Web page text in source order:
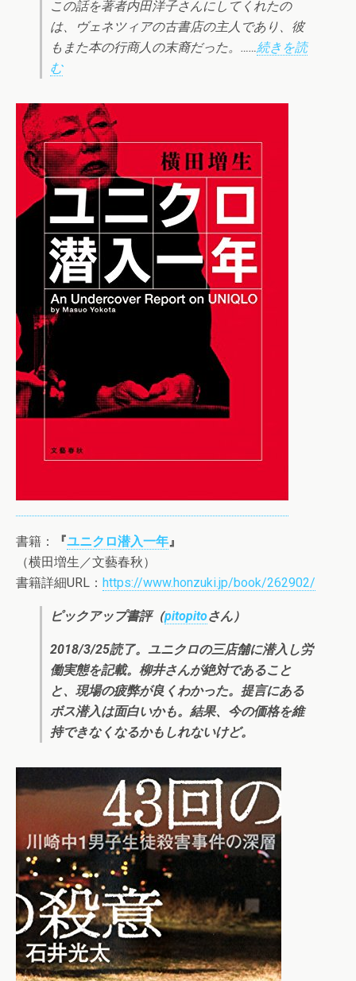
この話を著者内田洋子さんにしてくれたの
は、ヴェネツィアの古書店の主人であり、彼
もまた本の行商人の末裔だった。……続きを読
む
書籍： 『ユニクロ潜入一年』
（横田増生／文藝春秋）
書籍詳細URL： https://www.honzuki.jp/book/262902/
ピックアップ書評（pitopitoさん）
2018/3/25読了。ユニクロの三店舗に潜入し労
働実態を記載。柳井さんが絶対であること
と、現場の疲弊が良くわかった。提言にある
ボス潜入は面白いかも。結果、今の価格を維
持できなくなるかもしれないけど。